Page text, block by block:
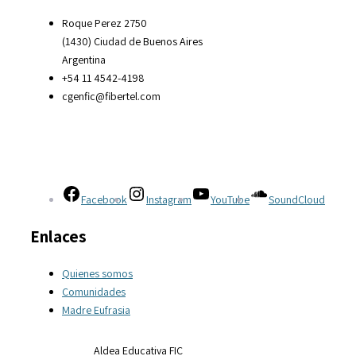
Roque Perez 2750
(1430) Ciudad de Buenos Aires
Argentina
+54 11 4542-4198
cgenfic@fibertel.com
Facebook Instagram YouTube SoundCloud
Enlaces
Quienes somos
Comunidades
Madre Eufrasia
Aldea Educativa FIC